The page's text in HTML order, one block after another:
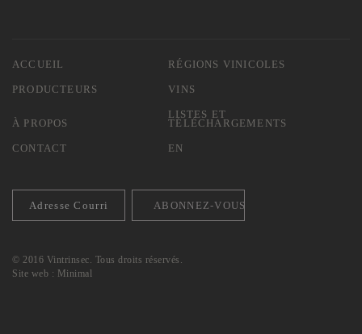
ACCUEIL RÉGIONS VINICOLES
PRODUCTEURS VINS
À PROPOS
LISTES ET
TÉLÉCHARGEMENTS
CONTACT EN
© 2016 Vintrinsec. Tous droits réservés.
Site web : Minimal